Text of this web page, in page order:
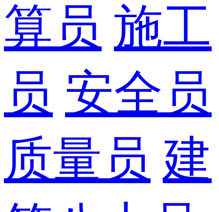
算员 施工
员 安全员
质量员 建